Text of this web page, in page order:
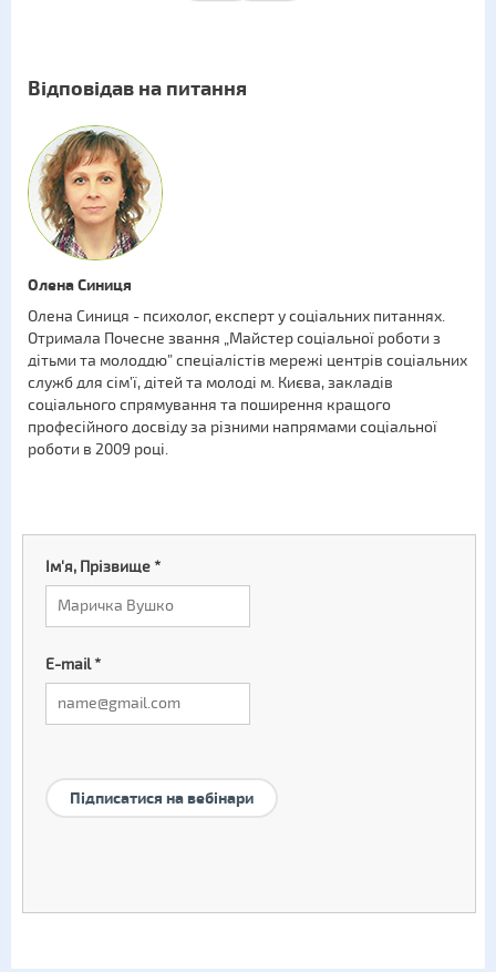
Відповідав на питання
Олена Синиця
Олена Синиця - психолог, експерт у соціальних питаннях.
Отримала Почесне звання „Майстер соціальної роботи з
дітьми та молоддю” спеціалістів мережі центрів соціальних
служб для сім’ї, дітей та молоді м. Києва, закладів
соціального спрямування та поширення кращого
професійного досвіду за різними напрямами соціальної
роботи в 2009 році.
Ім'я, Прізвище*
E-mail*
Підписатися на вебінари